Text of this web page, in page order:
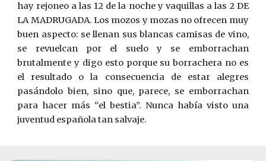
hay rejoneo a las 12 de la noche y vaquillas a las 2 DE
LA MADRUGADA. Los mozos y mozas no ofrecen muy
buen aspecto: se llenan sus blancas camisas de vino,
se revuelcan por el suelo y se emborrachan
brutalmente y digo esto porque su borrachera no es
el resultado o la consecuencia de estar alegres
pasándolo bien, sino que, parece, se emborrachan
para hacer más “el bestia”. Nunca había visto una
juventud española tan salvaje.